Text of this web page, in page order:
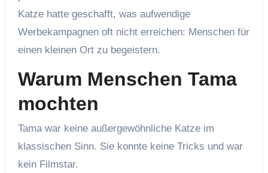
Katze hatte geschafft, was aufwendige
Werbekampagnen oft nicht erreichen: Menschen für
einen kleinen Ort zu begeistern.
Warum Menschen Tama
mochten
Tama war keine außergewöhnliche Katze im
klassischen Sinn. Sie konnte keine Tricks und war
kein Filmstar.